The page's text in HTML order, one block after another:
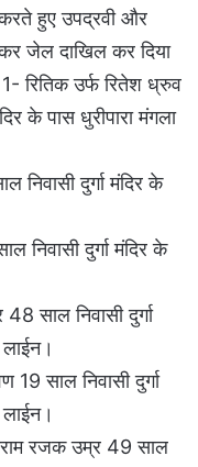
करते हुए उपद्रवी और
कर जेल दाखिल कर दिया
रितिक उर्फ रितेश ध्रुव
के पास धुरीपारा मंगला
निवासी दुर्गा मंदिर के
निवासी दुर्गा मंदिर के
साल निवासी दुर्गा
19 साल निवासी दुर्गा
रजक उम्र 49 साल